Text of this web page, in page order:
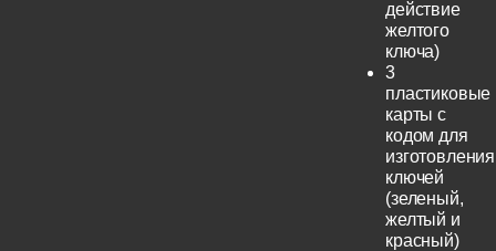
действие
желтого
ключа)
3
пластиковые
карты с
кодом для
изготовления
ключей
(зеленый,
желтый и
красный)